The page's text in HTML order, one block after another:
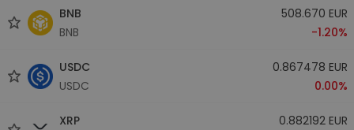
BNB
BNB
508.670 EUR
-1.20%
USDC
USDC
0.867478 EUR
0.00%
XRP
0.882192 EUR